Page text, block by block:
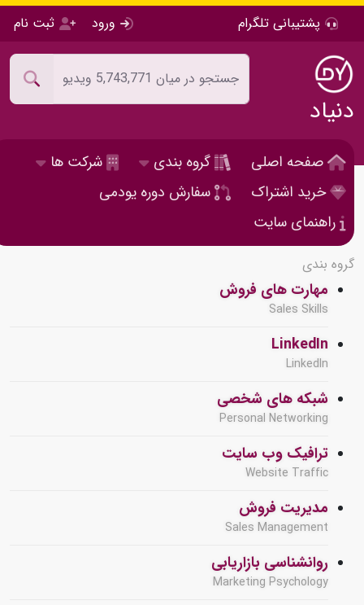
پشتیبانی تلگرام ورود ثبت نام
دنیاد
صفحه اصلی گروه بندی
شرکت ها
خرید اشتراک
سفارش دوره یودمی
راهنمای سایت
گروه بندی
مهارت های فروش
Sales Skills
LinkedIn
LinkedIn
شبکه های شخصی
Personal Networking
ترافیک وب سایت
Website Traffic
مدیریت فروش
Sales Management
روانشناسی بازاریابی
Marketing Psychology